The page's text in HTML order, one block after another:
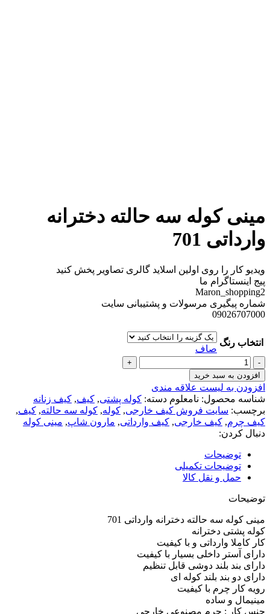
مینی کوله سه حالته دخترانه
وارداتی 701
ویدیو کار را روی اولین اسلاید گالری تصاویر پخش کنید
پیج اینستاگرام ما
Maron_shopping2
شماره پیگیری مرسولات و پشتیبانی سایت
09026707000
انتخاب رنگ
صاف
افزودن به سبد خرید
افزودن به لیست علاقه مندی
شناسه محصول: نامعلوم دسته: کوله پشتی, کیف, کیف زنانه
برچسب: سایت فروش کیف خارجی, کوله, کوله سه حالته, کیف,
کیف چرم, کیف خارجی, کیف وارداتی, مارون شاپ, مینی کوله
دنبال کردن:
توضیحات
توضیحات تکمیلی
حمل و نقل کالا
توضیحات
مینی کوله سه حالته دخترانه وارداتی 701
کوله پشتی دخترانه
کار کاملا وارداتی و با کیفیت
دارای آستر داخلی بسیار با کیفیت
دارای بند بلند دوشی قابل تنظیم
دارای دو بند بلند کوله ای
رویه کار چرم با کیفیت
مینیمال و ساده
جنس کار : چرم مصنوعی خارجی